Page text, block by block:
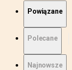
Powiązane
Polecane
Najnowsze